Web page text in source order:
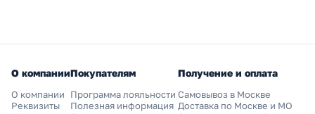
О компании
О компании
Реквизиты
Покупателям
Программа лояльности
Полезная информация
Получение и оплата
Самовывоз в Москве
Доставка по Москве и МО